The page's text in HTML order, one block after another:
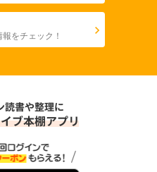
をチェック！